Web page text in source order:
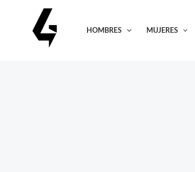
contenido
HOMBRES MUJERES